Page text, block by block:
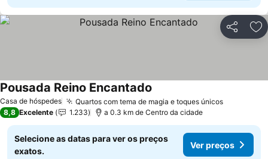
Partilhar
Casa de hóspedes Quartos com tema de magia e toques únicos
Pousada Reino Encantado
8,8 Excelente 1.233 a 0.3 km de Centro da cidade
Selecione as datas para ver os preços
exatos.
Ver preços